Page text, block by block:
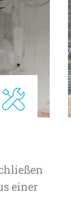
einer